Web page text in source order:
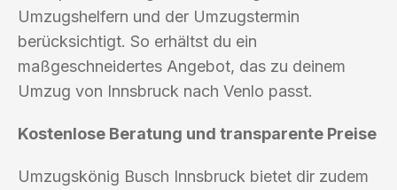
Umzugshelfern und der Umzugstermin
berücksichtigt. So erhältst du ein
maßgeschneidertes Angebot, das zu deinem
Umzug von Innsbruck nach Venlo passt.
Kostenlose Beratung und transparente Preise
Umzugskönig Busch Innsbruck bietet dir zudem